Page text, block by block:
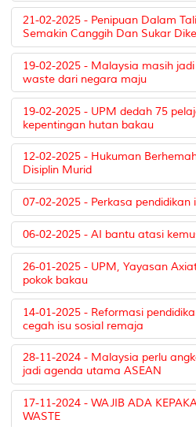
21-02-2025 - Penipuan Dalam
Semakin Canggih Dan Sukar
19-02-2025 - Malaysia masih
waste dari negara maju
19-02-2025 - UPM dedah 75
kepentingan hutan bakau
12-02-2025 - Hukuman
Disiplin Murid
07-02-2025 - Perkasa pendidikan
06-02-2025 - AI bantu atasi
26-01-2025 - UPM, Yayasan
pokok bakau
14-01-2025 - Reformasi
cegah isu sosial remaja
28-11-2024 - Malaysia perlu
jadi agenda utama ASEAN
17-11-2024 - WAJIB ADA
WASTE